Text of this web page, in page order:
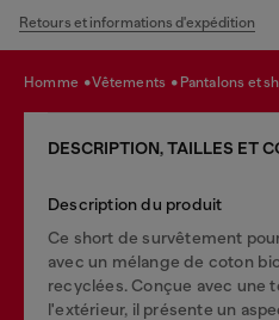
Retours et informations d'expédition
homme vêtements pantalons et
DESCRIPTION, TAILLES ET
Description du produit
Ce short de survêtement
avec un mélange de coton
recyclées. Conçue avec une
l'extérieur, il présente un